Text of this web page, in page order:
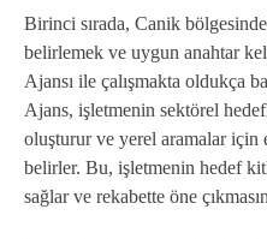
Birinci sırada, Canik
belirlemek ve uygun anahtar
Ajansı ile çalışmakta oldukça
Ajans, işletmenin sektörel
oluşturur ve yerel aramalar için
belirler. Bu, işletmenin hedef
sağlar ve rekabette öne